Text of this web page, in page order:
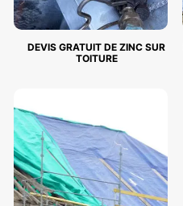
DEVIS GRATUIT DE ZINC SUR
TOITURE